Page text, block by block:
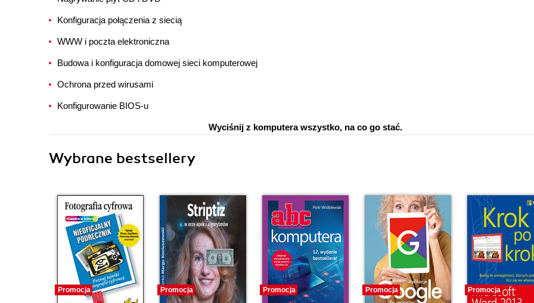
Konfiguracja połączenia z siecią
WWW i poczta elektroniczna
Budowa i konfiguracja domowej sieci komputerowej
Ochrona przed wirusami
Konfigurowanie BIOS-u
Wyciśnij z komputera wszystko, na co go stać.
Wybrane bestsellery
Promocja Promocja Promocja Promocja Promocja